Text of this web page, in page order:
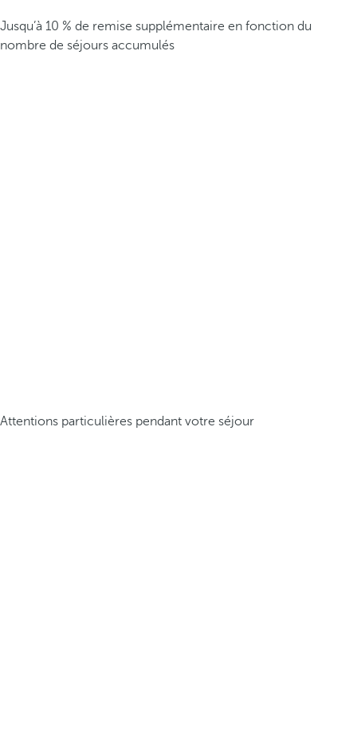
Jusqu’à 10 % de remise supplémentaire en fonction du
nombre de séjours accumulés
Attentions particulières pendant votre séjour